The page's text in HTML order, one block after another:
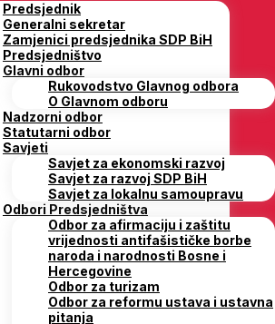
Predsjednik
Generalni sekretar
Zamjenici predsjednika SDP BiH
Predsjedništvo
Glavni odbor
Rukovodstvo Glavnog odbora
O Glavnom odboru
Nadzorni odbor
Statutarni odbor
Savjeti
Savjet za ekonomski razvoj
Savjet za razvoj SDP BiH
Savjet za lokalnu samoupravu
Odbori Predsjedništva
Odbor za afirmaciju i zaštitu
vrijednosti antifašističke borbe
naroda i narodnosti Bosne i
Hercegovine
Odbor za turizam
Odbor za reformu ustava i ustavna
pitanja